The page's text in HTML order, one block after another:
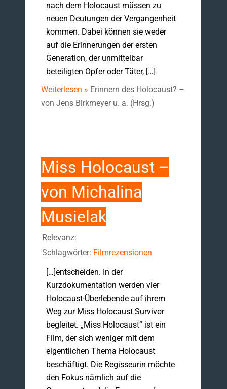
nach dem Holocaust müssen zu
neuen Deutungen der Vergangenheit
kommen. Dabei können sie weder
auf die Erinnerungen der ersten
Generation, der unmittelbar
beteiligten Opfer oder Täter, […]
Weiterlesen » Erinnern des Holocaust? –
von Jens Birkmeyer u. a. (Hrsg.)
Miss Holocaust –
von Michalina
Musielak
Relevanz:
Schlagwörter: Filmrezensionen
[…]entscheiden. In der
Kurzdokumentation werden vier
Holocaust-Überlebende auf ihrem
Weg zur Miss Holocaust Survivor
begleitet. „Miss Holocaust“ ist ein
Film, der sich weniger mit dem
eigentlichen Thema Holocaust
beschäftigt. Die Regisseurin möchte
den Fokus nämlich auf die